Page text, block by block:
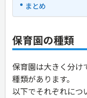
まとめ
保育園の種類
保育園は大きく分け
種類があります。
以下でそれぞれにつ